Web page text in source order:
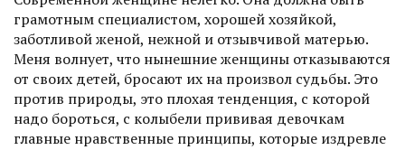
грамотным специалистом, хорошей хозяйкой,
заботливой женой, неж­ной и отзывчивой матерью.
Меня волнует, что нынешние женщины отказываются
от своих детей, бросают их на произвол судьбы. Это
против природы, это плохая тенденция, с которой
надо бороться, с колыбели прививая девочкам
главные нравственные принципы, которые издревле